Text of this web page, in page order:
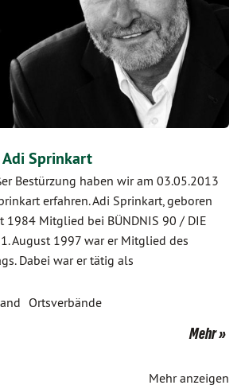
Sprinkart
Bestürzung haben wir am 03.05.2013
erfahren. Adi Sprinkart, geboren
1984 Mitglied bei BÜNDNIS 90 / DIE
1. August 1997 war er Mitglied des
Dabei war er tätig als
Ortsverbände
Mehr
Mehr anzeigen